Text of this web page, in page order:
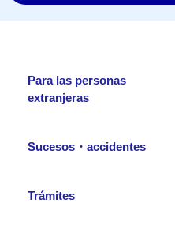
Para las personas
extranjeras
Sucesos・accidentes
Trámites